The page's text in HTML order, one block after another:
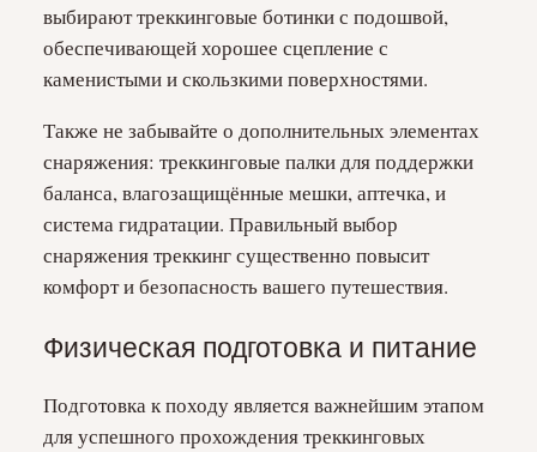
выбирают треккинговые ботинки с подошвой,
обеспечивающей хорошее сцепление с
каменистыми и скользкими поверхностями.
Также не забывайте о дополнительных элементах
снаряжения: треккинговые палки для поддержки
баланса, влагозащищённые мешки, аптечка, и
система гидратации. Правильный выбор
снаряжения треккинг существенно повысит
комфорт и безопасность вашего путешествия.
Физическая подготовка и питание
Подготовка к походу является важнейшим этапом
для успешного прохождения треккинговых